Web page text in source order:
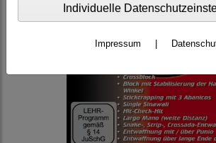
Individuelle
Impressum